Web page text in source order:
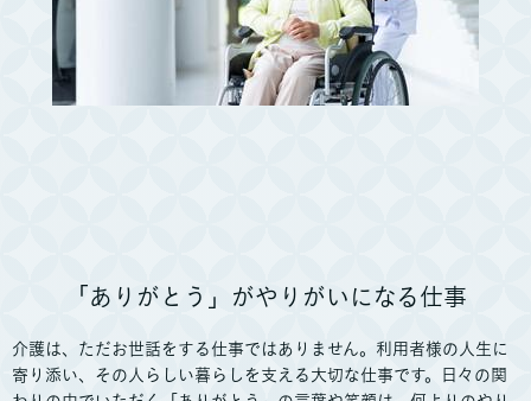
「ありがとう」がやりがいになる仕事
介護は、ただお世話をする仕事ではありません。利用者様の人生に
寄り添い、その人らしい暮らしを支える大切な仕事です。日々の関